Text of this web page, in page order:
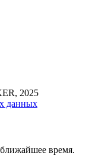
2025
данных
время.